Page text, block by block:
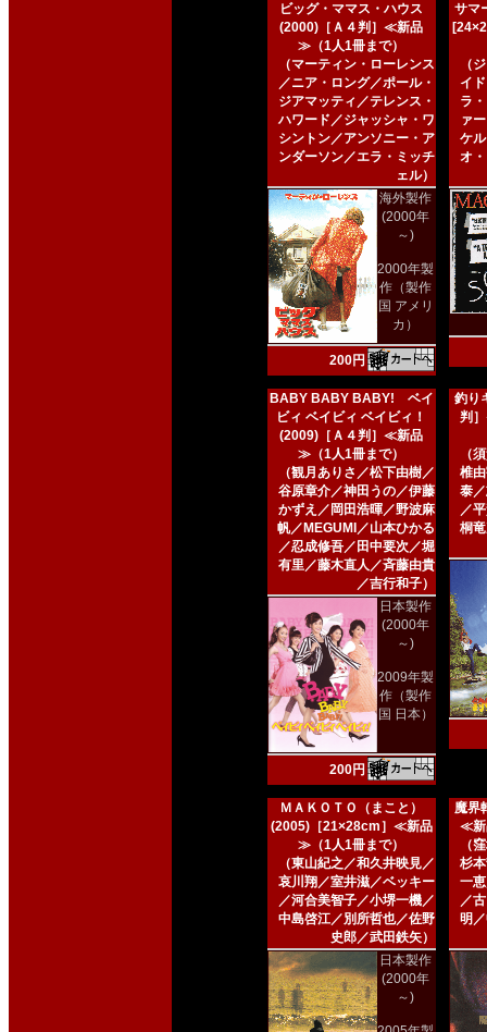
ビッグ・ママス・ハウス
(2000)［Ａ４判］≪新品
≫（1人1冊まで）
（マーティン・ローレンス
／ニア・ロング／ポール・
ジアマッティ／テレンス・
ハワード／ジャッシャ・ワ
シントン／アンソニー・ア
ンダーソン／エラ・ミッチ
ェル）
海外製作
(2000年
～)
2000年製
作（製作
国 アメリ
カ）
200円
サマ
（
イ
ラ
ァ
ケ
オ
BABY BABY BABY! ベイ
ビィ ベイビィ ベイビィ！
(2009)［Ａ４判］≪新品
≫（1人1冊まで）
（観月ありさ／松下由樹／
谷原章介／神田うの／伊藤
かずえ／岡田浩暉／野波麻
帆／MEGUMI／山本ひかる
／忍成修吾／田中要次／堀
有里／藤木直人／斉藤由貴
／吉行和子）
日本製作
(2000年
～)
2009年製
作（製作
国 日本）
200円
釣り
判
（
椎
泰
／
桐
ＭＡＫＯＴＯ（まこと）
(2005)［21×28cm］≪新品
≫（1人1冊まで）
（東山紀之／和久井映見／
哀川翔／室井滋／ベッキー
／河合美智子／小堺一機／
中島啓江／別所哲也／佐野
史郎／武田鉄矢）
日本製作
(2000年
～)
魔界
≪新
（
杉
一
／
明